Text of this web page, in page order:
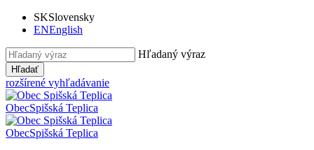
SKSlovensky
ENEnglish
Hľadaný výraz
Hľadať
rozšírené vyhľadávanie
ObecSpišská Teplica
ObecSpišská Teplica